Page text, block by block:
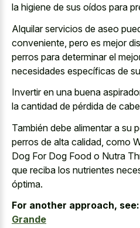
la higiene de sus oídos para
Alquilar servicios de aseo
conveniente, pero es mejor
perros para determinar el
necesidades específicas de
Invertir en una buena
la cantidad de pérdida de
También debe alimentar a su
perros de alta calidad, como
Dog For Dog Food o Nutra
que reciba los nutrientes
óptima.
For another approach, see:
Grande